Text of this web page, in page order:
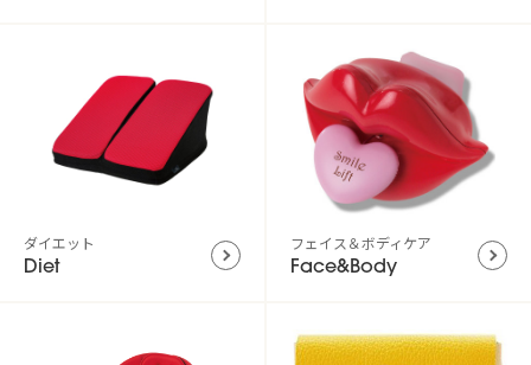
ダイエット
Diet
フェイス＆ボディケア
Face&Body